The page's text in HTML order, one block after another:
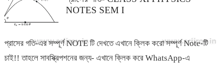
NOTES SEM I
প্রাসের গতি-এর সম্পূর্ণ NOTE টি দেখতে এখানে ক্লিক করো সম্পূর্ণ Note-টি
চাই!! তাহলে সাবস্ক্রিপশনের জন্য- এখানে ক্লিক করে WhatsApp-এ